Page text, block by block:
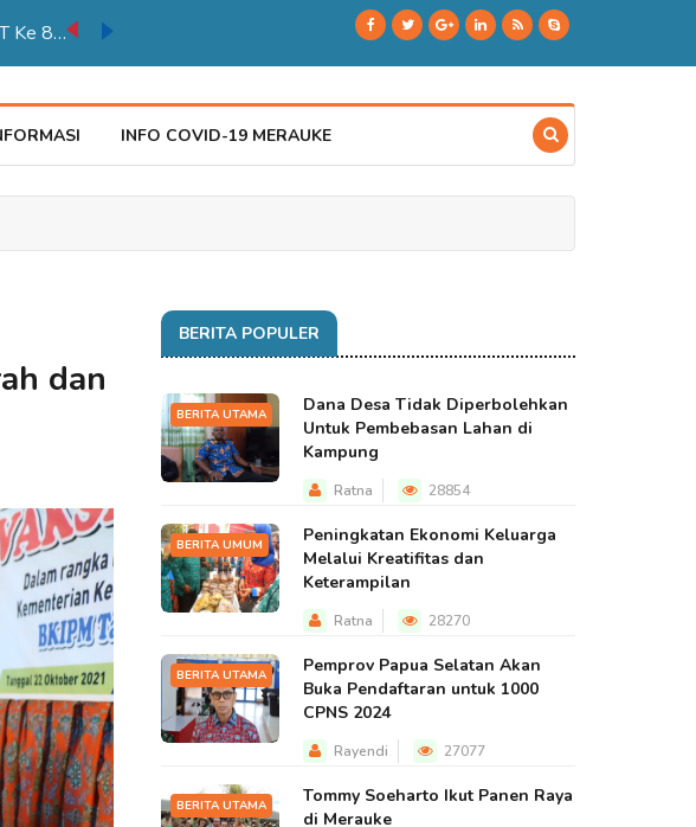
INFO COVID-19 MERAUKE
dan
BERITA POPULER
BERITA UTAMA
Dana Desa Tidak Diperbolehkan
Untuk Pembebasan Lahan di
Kampung
Ratna 28854
BERITA UMUM
Peningkatan Ekonomi Keluarga
Melalui Kreatifitas dan
Keterampilan
Ratna 28270
BERITA UTAMA
Pemprov Papua Selatan Akan
Buka Pendaftaran untuk 1000
CPNS 2024
Rayendi 27077
BERITA UTAMA
Tommy Soeharto Ikut Panen Raya
di Merauke